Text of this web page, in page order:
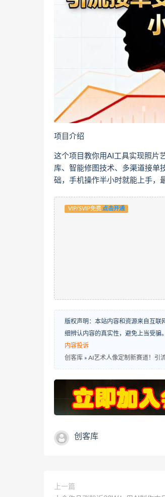
项目介绍
这个项目教你用AI工具实现照片
库、智能修图技术、多渠道接单
础，手机操作半小时就能上手，
VIP/SVIP免费 点击开通
版权声明：本站内容和资源来自互联
细辨认内容的真实性，避免上当受骗
内容投诉
创客库 » AI艺术人像定制新赛道！引
创客库
上一篇